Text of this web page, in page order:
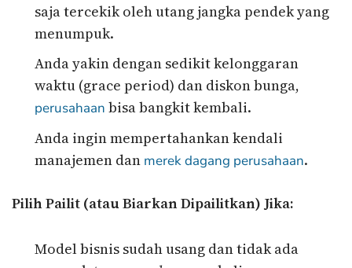
saja tercekik oleh utang jangka pendek yang
menumpuk.
Anda yakin dengan sedikit kelonggaran
waktu (grace period) dan diskon bunga,
perusahaan bisa bangkit kembali.
Anda ingin mempertahankan kendali
manajemen dan merek dagang perusahaan.
Pilih Pailit (atau Biarkan Dipailitkan) Jika:
Model bisnis sudah usang dan tidak ada